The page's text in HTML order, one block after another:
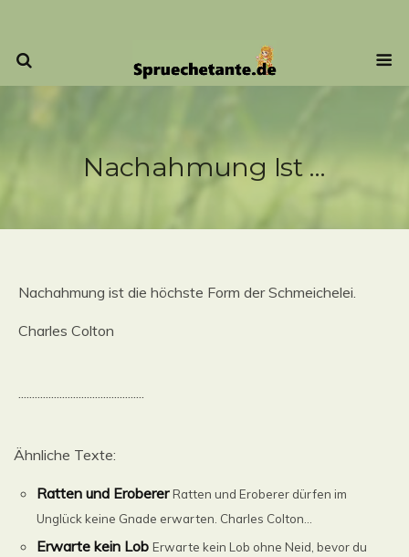
Nachahmung Ist …
Nachahmung ist die höchste Form der Schmeichelei.
Charles Colton
..............................................
Ähnliche Texte:
Ratten und Eroberer Ratten und Eroberer dürfen im
Unglück keine Gnade erwarten. Charles Colton...
Erwarte kein Lob Erwarte kein Lob ohne Neid, bevor du